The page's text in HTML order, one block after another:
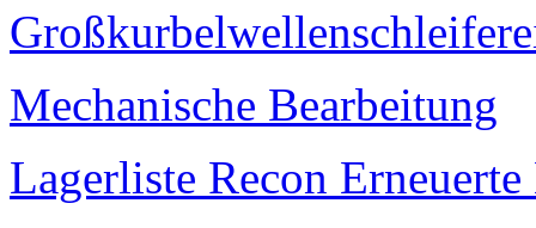
Mechanische Bearbeitung
Lagerliste Recon